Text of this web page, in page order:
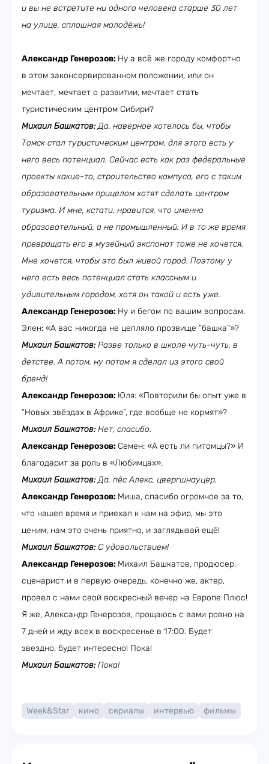
и вы не встретите ни одного человека старше 30 лет
на улице, сплошная молодёжь!
Александр Генерозов: Ну а всё же городу комфортно
в этом законсервированном положении, или он
мечтает, мечтает о развитии, мечтает стать
туристическим центром Сибири?
Михаил Башкатов:Да, наверное хотелось бы, чтобы
Томск стал туристическим центром, для этого есть у
него весь потенциал. Сейчас есть как раз федеральные
проекты какие-то, строительство кампуса, его с таким
образовательным прицелом хотят сделать центром
туризма. И мне, кстати, нравится, что именно
образовательный, а не промышленный. И в то же время
превращать его в музейный экспонат тоже не хочется.
Мне хочется, чтобы это был живой город. Поэтому у
него есть весь потенциал стать классным и
удивительным городом, хотя он такой и есть уже.
Александр Генерозов: Ну и бегом по вашим вопросам.
Элен: «А вас никогда не цепляло прозвище “башка”»?
Михаил Башкатов:Разве только в школе чуть-чуть, в
детстве. А потом, ну потом я сделал из этого свой
бренд!
Александр Генерозов: Юля: «Повторили бы опыт уже в
“Новых звёздах в Африке”, где вообще не кормят»?
Михаил Башкатов:Нет, спасибо.
Александр Генерозов: Семен: «А есть ли питомцы?» И
благодарит за роль в «Любимцах».
Михаил Башкатов:Да, пёс Алекс, цвергшнауцер.
Александр Генерозов: Миша, спасибо огромное за то,
что нашел время и приехал к нам на эфир, мы это
ценим, нам это очень приятно, и заглядывай ещё!
Михаил Башкатов:С удовольствием!
Александр Генерозов: Михаил Башкатов, продюсер,
сценарист и в первую очередь, конечно же, актер,
провел с нами свой воскресный вечер на Европе Плюс!
Я же, Александр Генерозов, прощаюсь с вами ровно на
7 дней и жду всех в воскресенье в 17:00. Будет
звездно, будет интересно! Пока!
Михаил Башкатов:Пока!
Week&Star кино сериалы интервью фильмы